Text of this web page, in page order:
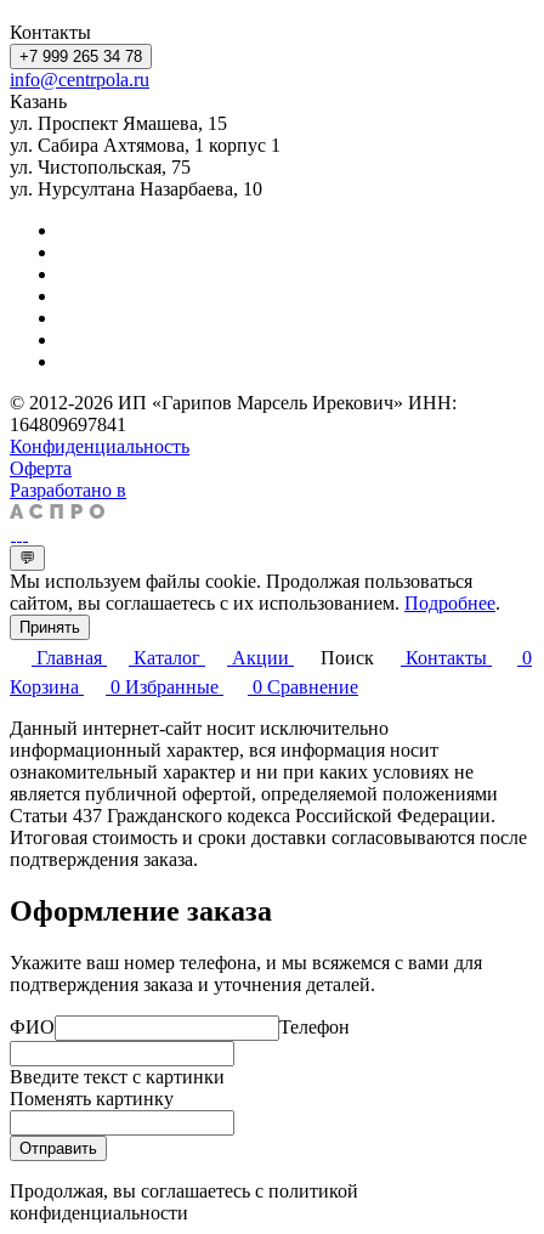
Контакты
+7 999 265 34 78
info@centrpola.ru
Казань
ул. Проспект Ямашева, 15
ул. Сабира Ахтямова, 1 корпус 1
ул. Чистопольская, 75
ул. Нурсултана Назарбаева, 10
© 2012-2026 ИП «Гарипов Марсель Ирекович» ИНН:
164809697841
Конфиденциальность
Оферта
Разработано в
💬
Мы используем файлы cookie. Продолжая пользоваться
сайтом, вы соглашаетесь с их использованием. Подробнее.
Принять
Главная Каталог Акции Поиск Контакты
0
Корзина
0 Избранные 0 Сравнение
Данный интернет-сайт носит исключительно
информационный характер, вся информация носит
ознакомительный характер и ни при каких условиях не
является публичной офертой, определяемой положениями
Статьи 437 Гражданского кодекса Российской Федерации.
Итоговая стоимость и сроки доставки согласовываются после
подтверждения заказа.
Оформление заказа
Укажите ваш номер телефона, и мы всяжемся с вами для
подтверждения заказа и уточнения деталей.
ФИО Телефон
Введите текст с картинки
Поменять картинку
Отправить
Продолжая, вы соглашаетесь с политикой
конфиденциальности